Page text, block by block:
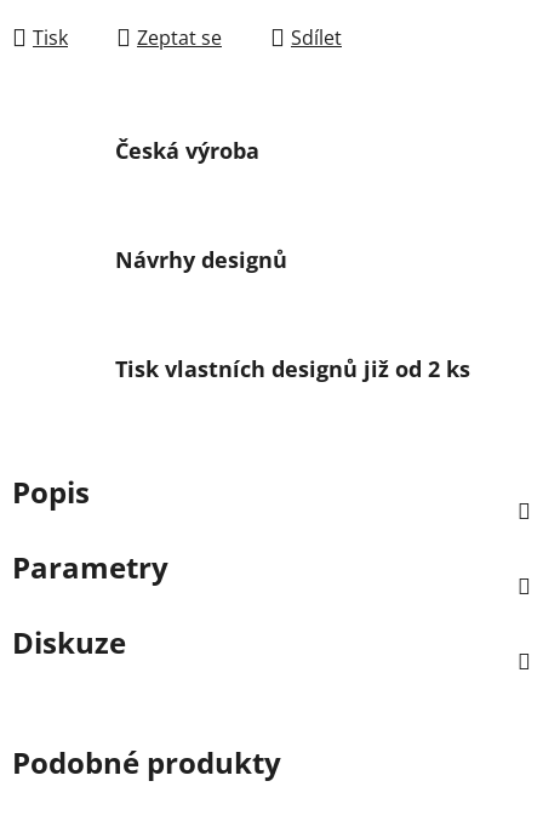
Tisk Zeptat se Sdílet
Česká výroba
Návrhy designů
Tisk vlastních designů již od 2 ks
Popis
Parametry
Diskuze
Podobné produkty